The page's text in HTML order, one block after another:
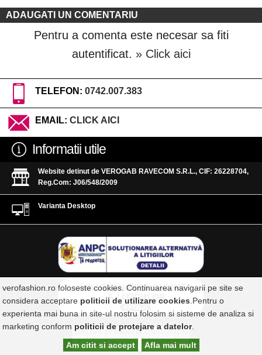
ADAUGATI UN COMENTARIU
Pentru a comenta este necesar sa fiti
autentificat. » Click aici
TELEFON: 0742.007.383
EMAIL: CLICK AICI
Informatii utile
Website detinut de VEROGAB RAVECOM S.R.L., CIF: 26228704,
Reg.Com: J06/548/2009
Varianta Desktop
verofashion.ro foloseste cookies. Continuarea navigarii pe site se
considera acceptare politicii de utilizare cookies .Pentru o
experienta mai buna in site-ul nostru folosim si sisteme de analiza si
marketing conform politicii de protejare a datelor.
Am citit si accept
Afla mai mult